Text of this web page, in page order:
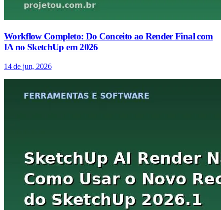
Workflow Completo: Do Conceito ao Render Final com
IA no SketchUp em 2026
14 de jun, 2026